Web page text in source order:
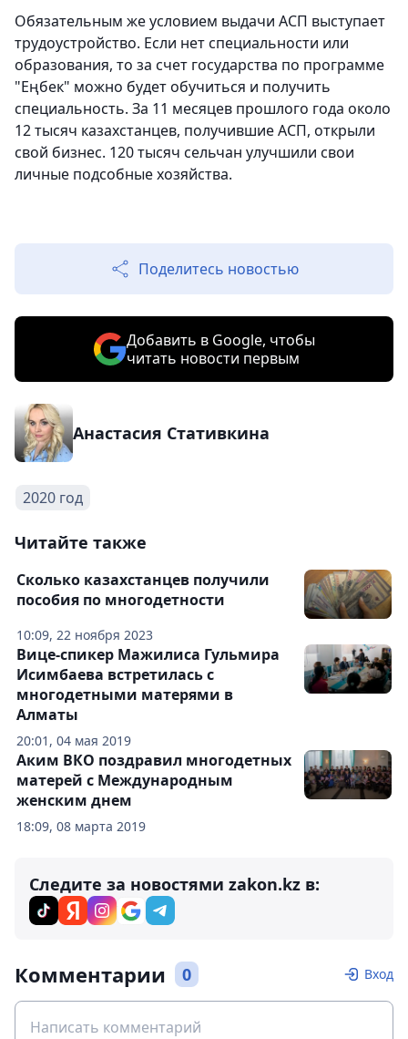
Обязательным же условием выдачи АСП выступает
трудоустройство. Если нет специальности или
образования, то за счет государства по программе
"Еңбек" можно будет обучиться и получить
специальность. За 11 месяцев прошлого года около
12 тысяч казахстанцев, получившие АСП, открыли
свой бизнес. 120 тысяч сельчан улучшили свои
личные подсобные хозяйства.
Поделитесь новостью
Добавить в Google, чтобы
читать новости первым
Анастасия Стативкина
2020 год
Читайте также
10:09, 22 ноября 2023
Сколько казахстанцев получили
пособия по многодетности
20:01, 04 мая 2019
Вице-спикер Мажилиса Гульмира
Исимбаева встретилась с
многодетными матерями в
Алматы
18:09, 08 марта 2019
Аким ВКО поздравил многодетных
матерей с Международным
женским днем
Следите за новостями zakon.kz в:
Комментарии 0 Вход